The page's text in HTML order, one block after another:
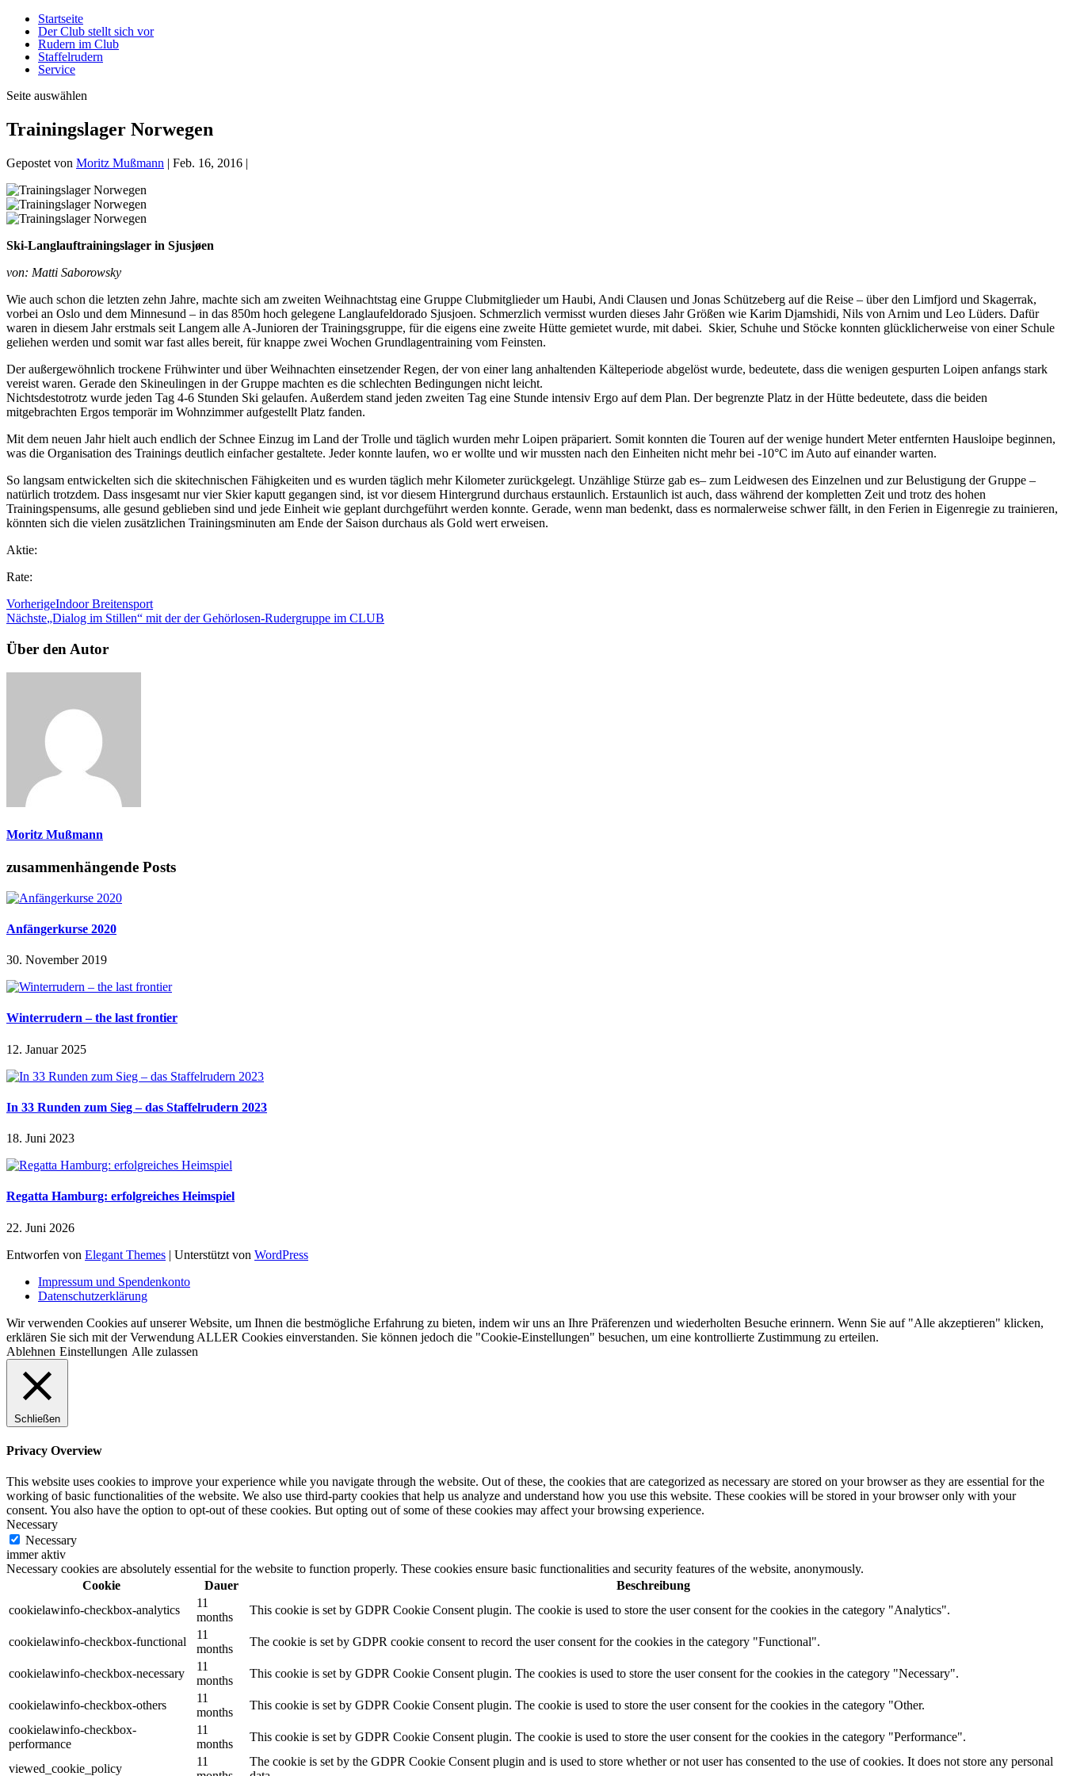
Startseite
Der Club stellt sich vor
Rudern im Club
Staffelrudern
Service
Seite auswählen
Trainingslager Norwegen
Gepostet von Moritz Mußmann | Feb. 16, 2016 |
Ski-Langlauftrainingslager in Sjusjøen
von: Matti Saborowsky
Wie auch schon die letzten zehn Jahre, machte sich am zweiten Weihnachtstag eine Gruppe Clubmitglieder um Haubi, Andi Clausen und Jonas Schützeberg auf die Reise – über den Limfjord und Skagerrak,
vorbei an Oslo und dem Minnesund – in das 850m hoch gelegene Langlaufeldorado Sjusjoen. Schmerzlich vermisst wurden dieses Jahr Größen wie Karim Djamshidi, Nils von Arnim und Leo Lüders. Dafür
waren in diesem Jahr erstmals seit Langem alle A-Junioren der Trainingsgruppe, für die eigens eine zweite Hütte gemietet wurde, mit dabei. Skier, Schuhe und Stöcke konnten glücklicherweise von einer Schule
geliehen werden und somit war fast alles bereit, für knappe zwei Wochen Grundlagentraining vom Feinsten.
Der außergewöhnlich trockene Frühwinter und über Weihnachten einsetzender Regen, der von einer lang anhaltenden Kälteperiode abgelöst wurde, bedeutete, dass die wenigen gespurten Loipen anfangs stark
vereist waren. Gerade den Skineulingen in der Gruppe machten es die schlechten Bedingungen nicht leicht.
Nichtsdestotrotz wurde jeden Tag 4-6 Stunden Ski gelaufen. Außerdem stand jeden zweiten Tag eine Stunde intensiv Ergo auf dem Plan. Der begrenzte Platz in der Hütte bedeutete, dass die beiden
mitgebrachten Ergos temporär im Wohnzimmer aufgestellt Platz fanden.
Mit dem neuen Jahr hielt auch endlich der Schnee Einzug im Land der Trolle und täglich wurden mehr Loipen präpariert. Somit konnten die Touren auf der wenige hundert Meter entfernten Hausloipe beginnen,
was die Organisation des Trainings deutlich einfacher gestaltete. Jeder konnte laufen, wo er wollte und wir mussten nach den Einheiten nicht mehr bei -10°C im Auto auf einander warten.
So langsam entwickelten sich die skitechnischen Fähigkeiten und es wurden täglich mehr Kilometer zurückgelegt. Unzählige Stürze gab es– zum Leidwesen des Einzelnen und zur Belustigung der Gruppe –
natürlich trotzdem. Dass insgesamt nur vier Skier kaputt gegangen sind, ist vor diesem Hintergrund durchaus erstaunlich. Erstaunlich ist auch, dass während der kompletten Zeit und trotz des hohen
Trainingspensums, alle gesund geblieben sind und jede Einheit wie geplant durchgeführt werden konnte. Gerade, wenn man bedenkt, dass es normalerweise schwer fällt, in den Ferien in Eigenregie zu trainieren,
könnten sich die vielen zusätzlichen Trainingsminuten am Ende der Saison durchaus als Gold wert erweisen.
Aktie:
Rate:
VorherigeIndoor Breitensport
Nächste„Dialog im Stillen“ mit der der Gehörlosen-Rudergruppe im CLUB
Über den Autor
Moritz Mußmann
zusammenhängende Posts
Anfängerkurse 2020
30. November 2019
Winterrudern – the last frontier
12. Januar 2025
In 33 Runden zum Sieg – das Staffelrudern 2023
18. Juni 2023
Regatta Hamburg: erfolgreiches Heimspiel
22. Juni 2026
Entworfen von Elegant Themes | Unterstützt von WordPress
Impressum und Spendenkonto
Datenschutzerklärung
Wir verwenden Cookies auf unserer Website, um Ihnen die bestmögliche Erfahrung zu bieten, indem wir uns an Ihre Präferenzen und wiederholten Besuche erinnern. Wenn Sie auf "Alle akzeptieren" klicken,
erklären Sie sich mit der Verwendung ALLER Cookies einverstanden. Sie können jedoch die "Cookie-Einstellungen" besuchen, um eine kontrollierte Zustimmung zu erteilen.
Ablehnen Einstellungen Alle zulassen
Schließen
Privacy Overview
This website uses cookies to improve your experience while you navigate through the website. Out of these, the cookies that are categorized as necessary are stored on your browser as they are essential for the
working of basic functionalities of the website. We also use third-party cookies that help us analyze and understand how you use this website. These cookies will be stored in your browser only with your
consent. You also have the option to opt-out of these cookies. But opting out of some of these cookies may affect your browsing experience.
Necessary
Necessary
immer aktiv
Necessary cookies are absolutely essential for the website to function properly. These cookies ensure basic functionalities and security features of the website, anonymously.
Cookie
Dauer
Beschreibung
cookielawinfo-checkbox-analytics
11
months
This cookie is set by GDPR Cookie Consent plugin. The cookie is used to store the user consent for the cookies in the category "Analytics".
cookielawinfo-checkbox-functional
11
months
The cookie is set by GDPR cookie consent to record the user consent for the cookies in the category "Functional".
cookielawinfo-checkbox-necessary
11
months
This cookie is set by GDPR Cookie Consent plugin. The cookies is used to store the user consent for the cookies in the category "Necessary".
cookielawinfo-checkbox-others
11
months
This cookie is set by GDPR Cookie Consent plugin. The cookie is used to store the user consent for the cookies in the category "Other.
cookielawinfo-checkbox-
performance
11
months
This cookie is set by GDPR Cookie Consent plugin. The cookie is used to store the user consent for the cookies in the category "Performance".
viewed_cookie_policy
11
The cookie is set by the GDPR Cookie Consent plugin and is used to store whether or not user has consented to the use of cookies. It does not store any personal